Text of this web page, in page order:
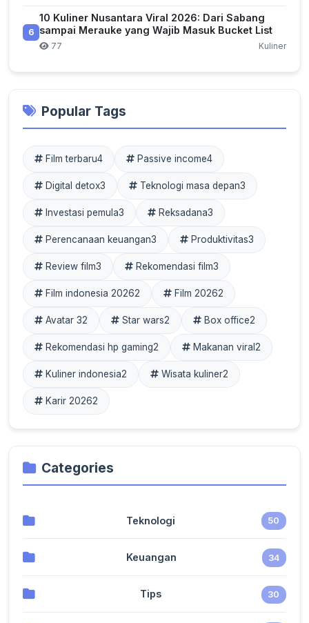
6
10 Kuliner Nusantara Viral 2026: Dari Sabang
sampai Merauke yang Wajib Masuk Bucket List
77 Kuliner
Popular Tags
Film terbaru4 Passive income4
Digital detox3 Teknologi masa depan3
Investasi pemula3 Reksadana3
Perencanaan keuangan3 Produktivitas3
Review film3 Rekomendasi film3
Film indonesia 20262 Film 20262
Avatar 32 Star wars2 Box office2
Rekomendasi hp gaming2 Makanan viral 2
Kuliner indonesia2 Wisata kuliner2
Karir 20262
Categories
Teknologi 50
Keuangan 34
Tips 30